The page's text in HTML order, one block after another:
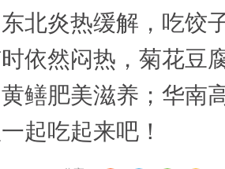
北炎热缓解，吃饺
依然闷热，菊花豆
鳝肥美滋养；华南
起吃起来吧！